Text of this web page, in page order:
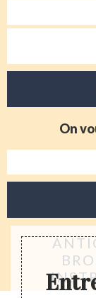
On